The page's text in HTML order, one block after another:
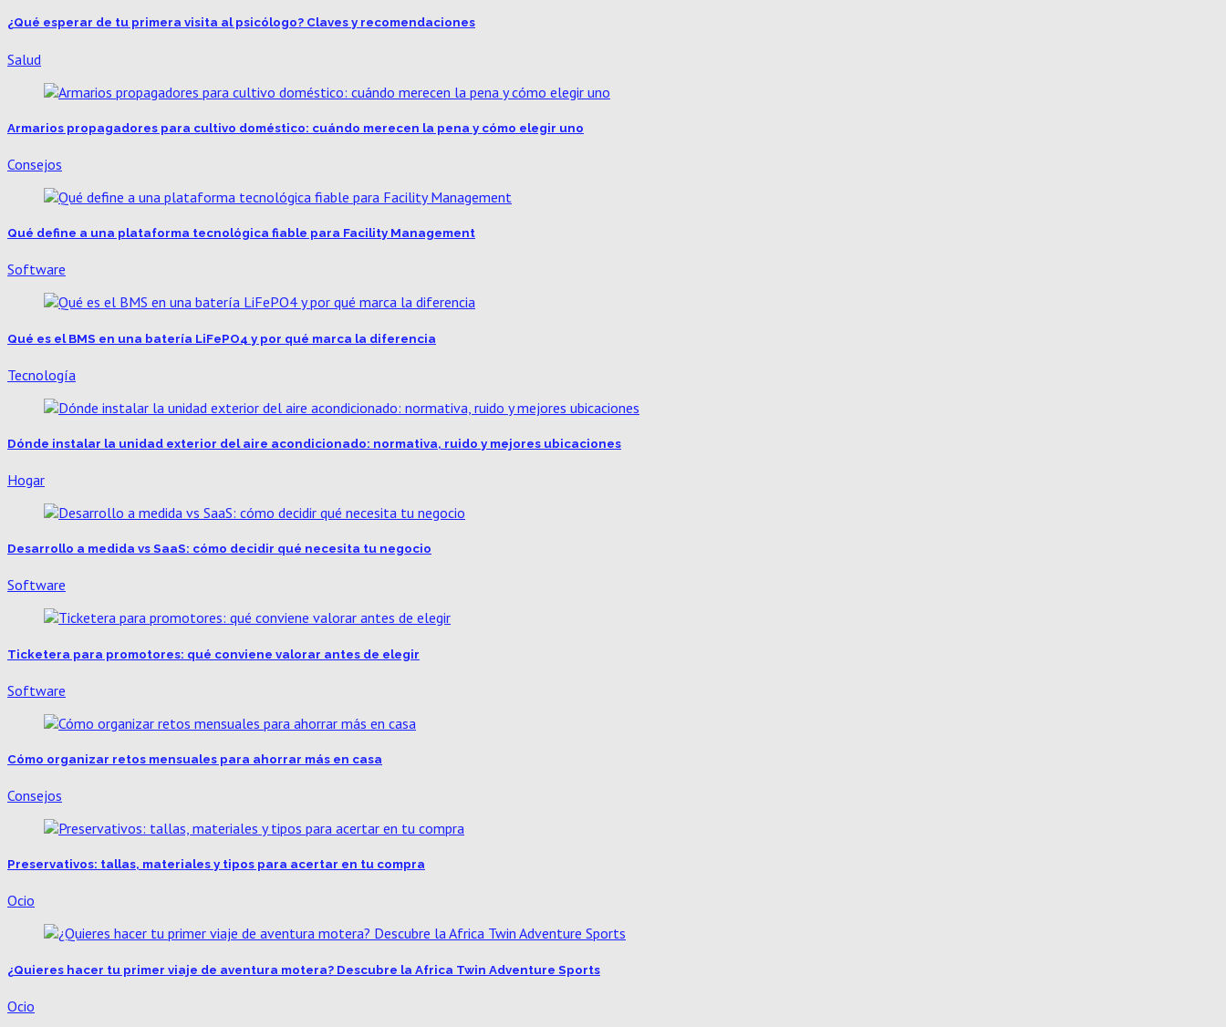
¿Qué esperar de tu primera visita al psicólogo? Claves y recomendaciones
Salud
Armarios propagadores para cultivo doméstico: cuándo merecen la pena y cómo elegir uno
Consejos
Qué define a una plataforma tecnológica fiable para Facility Management
Software
Qué es el BMS en una batería LiFePO4 y por qué marca la diferencia
Tecnología
Dónde instalar la unidad exterior del aire acondicionado: normativa, ruido y mejores ubicaciones
Hogar
Desarrollo a medida vs SaaS: cómo decidir qué necesita tu negocio
Software
Ticketera para promotores: qué conviene valorar antes de elegir
Software
Cómo organizar retos mensuales para ahorrar más en casa
Consejos
Preservativos: tallas, materiales y tipos para acertar en tu compra
Ocio
¿Quieres hacer tu primer viaje de aventura motera? Descubre la Africa Twin Adventure Sports
Ocio